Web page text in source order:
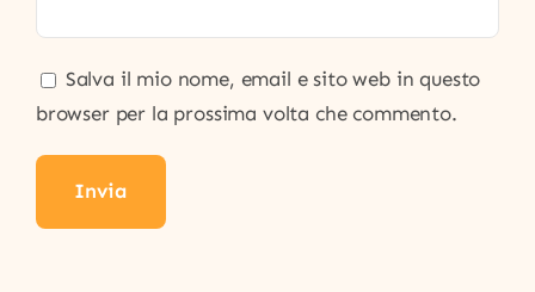
Salva il mio nome, email e sito web in questo
browser per la prossima volta che commento.